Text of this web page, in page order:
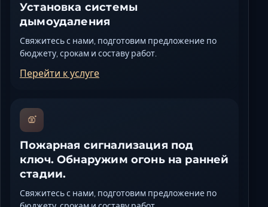
Установка системы
дымоудаления
Свяжитесь с нами, подготовим предложение по
бюджету, срокам и составу работ.
Перейти к услуге
Пожарная сигнализация под
ключ. Обнаружим огонь на ранней
стадии.
Свяжитесь с нами, подготовим предложение по